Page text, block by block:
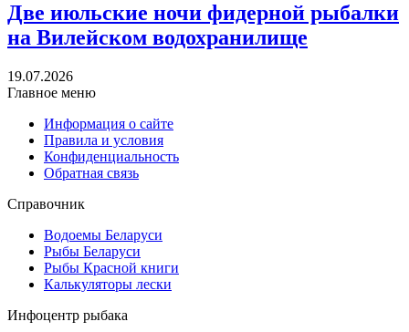
Две июльские ночи фидерной рыбалки
на Вилейском водохранилище
19.07.2026
Главное меню
Информация о сайте
Правила и условия
Конфиденциальность
Обратная связь
Справочник
Водоемы Беларуси
Рыбы Беларуси
Рыбы Красной книги
Калькуляторы лески
Инфоцентр рыбака